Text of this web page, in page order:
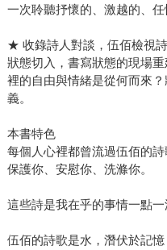
一次聆聽抒懷的、激越的、任
★ 收錄詩人對談，伍佰檢視
狀態切入，書寫狀態的現場
裡的自由與情緒是從何而來
義。
本書特色
每個人心裡都曾流過伍佰的
保護你、安慰你、洗滌你。
這些詩是我在乎的事情一點
伍佰的詩歌是水，潛伏於記憶